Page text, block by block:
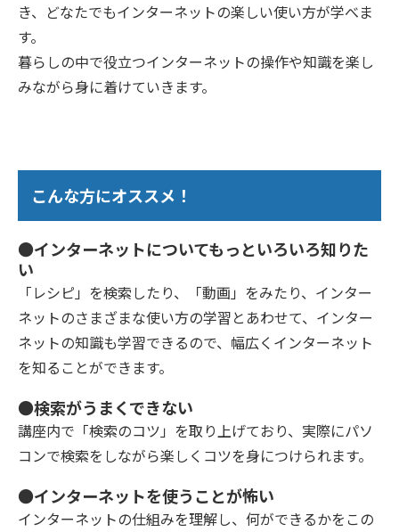
き、どなたでもインターネットの楽しい使い方が学べま
す。
暮らしの中で役立つインターネットの操作や知識を楽し
みながら身に着けていきます。
こんな方にオススメ！
●インターネットについてもっといろいろ知りた
い
「レシピ」を検索したり、「動画」をみたり、インター
ネットのさまざまな使い方の学習とあわせて、インター
ネットの知識も学習できるので、幅広くインターネット
を知ることができます。
●検索がうまくできない
講座内で「検索のコツ」を取り上げており、実際にパソ
コンで検索をしながら楽しくコツを身につけられます。
●インターネットを使うことが怖い
インターネットの仕組みを理解し、何ができるかをこの